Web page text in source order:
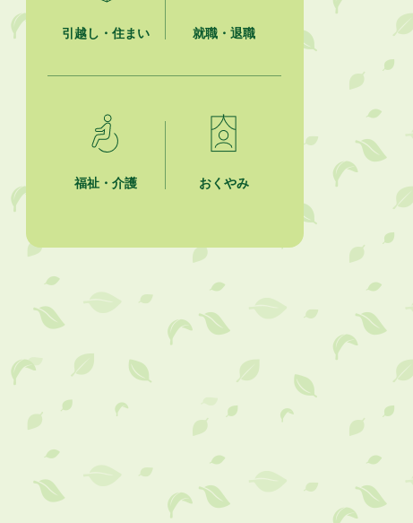
【参加者募集】プロ棋士から学ぼ
う！はじめての将棋教室
市民活動カレンダー（リスト形式）
2026年8月1日
市議会だより 第100号 (令和8年8月
1日発行)を掲載しました
引越し・住まい 就職・退職
福祉・介護 おくやみ